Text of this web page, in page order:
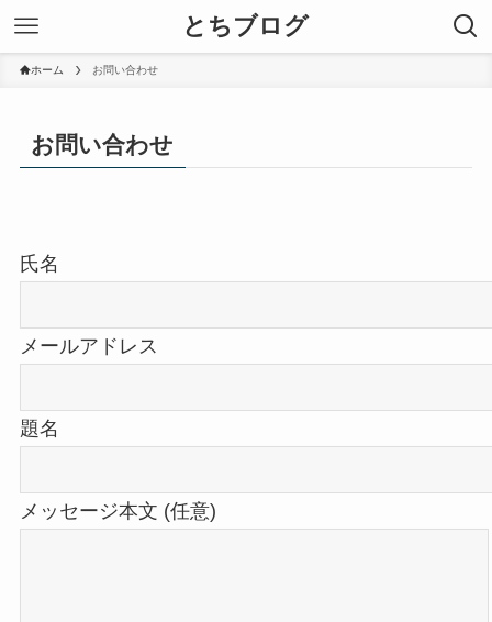
とちブログ
ホーム お問い合わせ
お問い合わせ
氏名
メールアドレス
題名
メッセージ本文 (任意)